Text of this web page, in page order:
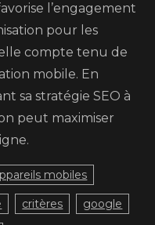
l’engagement
pour les
compte tenu de
mobile. En
sa stratégie SEO à
peut maximiser
mobiles
critères google